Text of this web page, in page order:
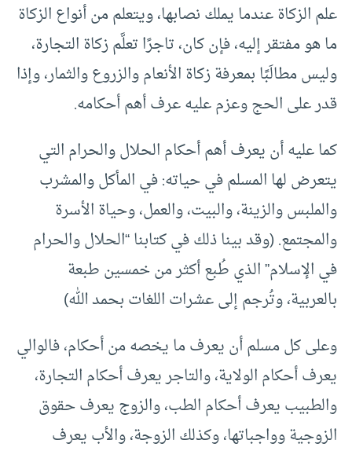
علم الزكاة عندما يملك نصابها، ويتعلم من أنواع الزكاة
ما هو مفتقر إليه، فإن كان، تاجرًا تعلَّم زكاة التجارة،
وليس مطالَبًا بمعرفة زكاة الأنعام والزروع والثمار، وإذا
قدر على الحج وعزم عليه عرف أهم أحكامه.
كما عليه أن يعرف أهم أحكام الحلال والحرام التي
يتعرض لها المسلم في حياته: في المأكل والمشرب
والملبس والزينة، والبيت، والعمل، وحياة الأسرة
والمجتمع. (وقد بينا ذلك في كتابنا “الحلال والحرام
في الإسلام” الذي طُبع أكثر من خمسين طبعة
بالعربية، وتُرجم إلى عشرات اللغات بحمد الله)
وعلى كل مسلم أن يعرف ما يخصه من أحكام، فالوالي
يعرف أحكام الولاية، والتاجر يعرف أحكام التجارة،
والطبيب يعرف أحكام الطب، والزوج يعرف حقوق
الزوجية وواجباتها، وكذلك الزوجة، والأب يعرف